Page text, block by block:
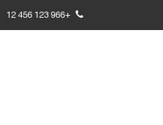
+966 123 456 12